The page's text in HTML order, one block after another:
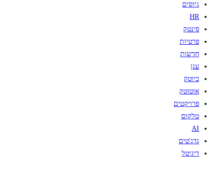
גיוסים
HR
פינטק
פרטיות
חדשות
ענן
ביוטק
אוטוטק
פרויקטים
טלקום
AI
גדג'טים
דיגיטל